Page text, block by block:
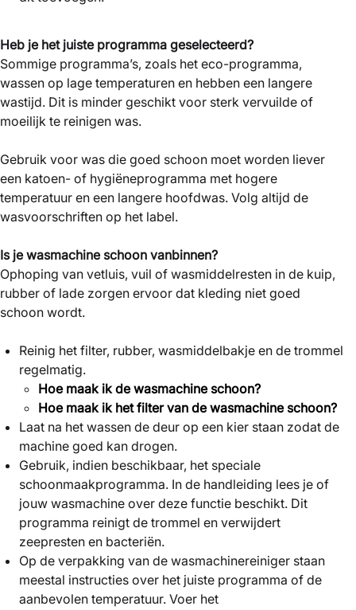
Heb je het juiste programma geselecteerd?
Sommige programma’s, zoals het eco-programma,
wassen op lage temperaturen en hebben een langere
wastijd. Dit is minder geschikt voor sterk vervuilde of
moeilijk te reinigen was.
Gebruik voor was die goed schoon moet worden liever
een katoen- of hygiëneprogramma met hogere
temperatuur en een langere hoofdwas. Volg altijd de
wasvoorschriften op het label.
Is je wasmachine schoon vanbinnen?
Ophoping van vetluis, vuil of wasmiddelresten in de kuip,
rubber of lade zorgen ervoor dat kleding niet goed
schoon wordt.
Reinig het filter, rubber, wasmiddelbakje en de trommel
regelmatig.
Hoe maak ik de wasmachine schoon?
Hoe maak ik het filter van de wasmachine schoon?
Laat na het wassen de deur op een kier staan zodat de
machine goed kan drogen.
Gebruik, indien beschikbaar, het speciale
schoonmaakprogramma. In de handleiding lees je of
jouw wasmachine over deze functie beschikt. Dit
programma reinigt de trommel en verwijdert
zeepresten en bacteriën.
Op de verpakking van de wasmachinereiniger staan
meestal instructies over het juiste programma of de
aanbevolen temperatuur. Voer het